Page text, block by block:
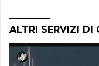
ALTRI SERVIZI DI